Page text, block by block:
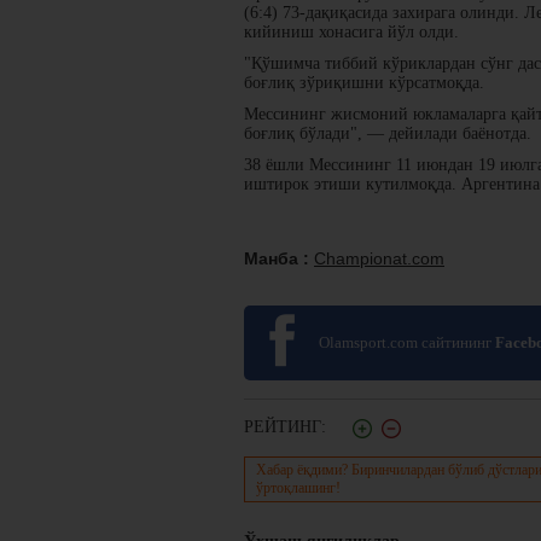
(6:4) 73-дақиқасида захирага олинди.
кийиниш хонасига йўл олди.
"Қўшимча тиббий кўриклардан сўнг
боғлиқ зўриқишни кўрсатмоқда.
Мессининг жисмоний юкламаларга
боғлиқ бўлади", — дейилади баёнотда.
38 ёшли Мессининг 11 июндан 19
иштирок этиши кутилмоқда.
Манба : Championat.com
Olamsport.com сайтининг
РЕЙТИНГ:
Хабар ёқдими? Биринчилардан бўлиб
ўртоқлашинг!